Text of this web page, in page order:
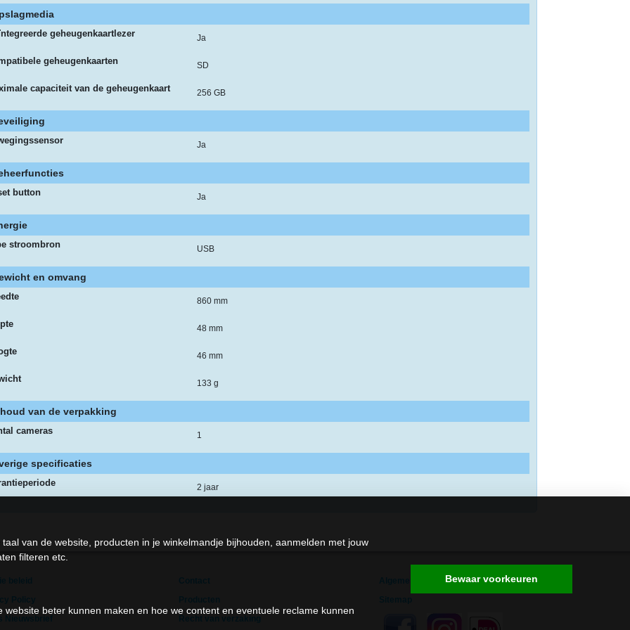
geheugenkaartlezer Ja
geheugenkaarten SD
capaciteit van de geheugenkaart 256 GB
Ja
button Ja
stroombron USB
en omvang
860 mm
48 mm
46 mm
133 g
van de verpakking
cameras 1
specificaties
2 jaar
Algemene Voorwaarden
van de website, producten in je winkelmandje bijhouden, aanmelden met jouw
filteren etc.
beter kunnen maken en hoe we content en eventuele reclame kunnen
Bewaar voorkeuren